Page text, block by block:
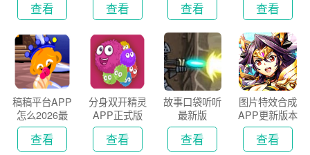
查看 查看 查看 查看
稿稿平台APP
怎么2026最
新版
查看
分身双开精灵
APP正式版
查看
故事口袋听听
最新版
查看
图片特效合成
APP更新版本
2026
查看